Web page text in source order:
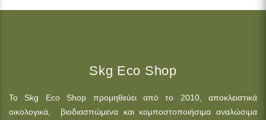
Skg Eco Shop
Το Skg Eco Shop προμηθεύει από το 2010, αποκλειστικά
οικολογικά, βιοδιασπώμενα και κομποστοποιήσιμα αναλώσιμα